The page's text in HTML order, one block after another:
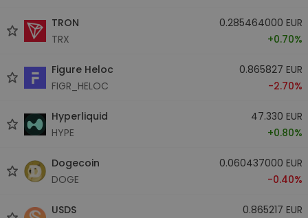
TRON
TRX
0.285464000 EUR
+0.70%
Figure Heloc
FIGR_HELOC
0.865827 EUR
-2.70%
Hyperliquid
HYPE
47.330 EUR
+0.80%
Dogecoin
DOGE
0.060437000 EUR
-0.40%
USDS
0.865217 EUR